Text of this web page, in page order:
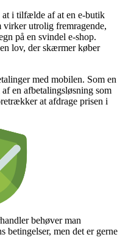
at i tilfælde af at en e-butik
utrolig fremragende,
på en svindel e-shop.
lov, der skærmer køber
med mobilen. Som en
en afbetalingsløsning som
at afdrage prisen i
behøver man
betingelser, men det er gerne